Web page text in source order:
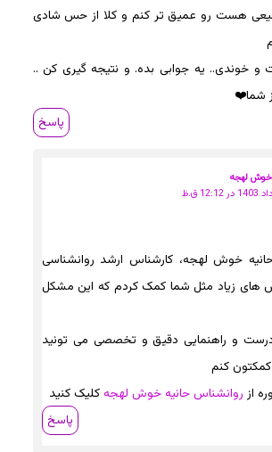
هست رو عمیق تر کنم و کلا از حس شادی
خوندی.. یه جوابی بده. و نتیجه گیری کن ..
شما❤️
پاسخ
خوش لهجه
خوش لهجه، کارشناس ارشد روانشناسی
های زیاد مثل شما کمک کردم که این مشکل
و راهنمایی دقیق و تخصصی می تونید
کنم
از روانشناس حانیه خوش لهجهکلیک کنید
پاسخ